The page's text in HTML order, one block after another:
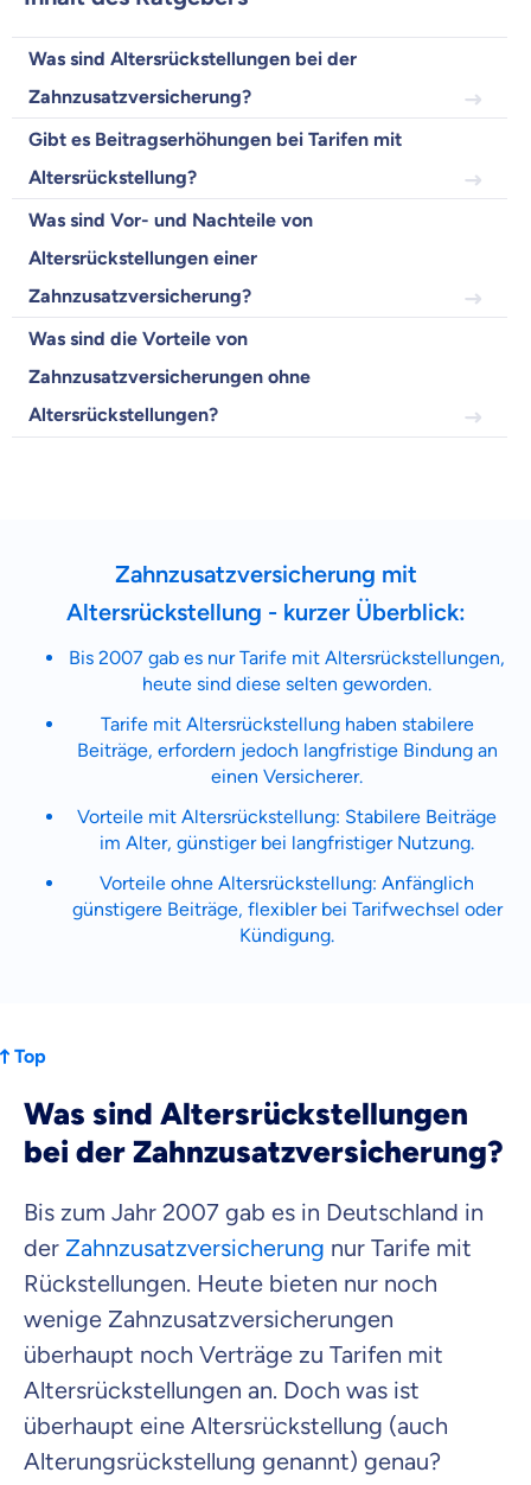
Was sind Altersrückstellungen bei der
Zahnzusatzversicherung?
Gibt es Beitragserhöhungen bei Tarifen mit
Altersrückstellung?
Was sind Vor- und Nachteile von
Altersrückstellungen einer
Zahnzusatzversicherung?
Was sind die Vorteile von
Zahnzusatzversicherungen ohne
Altersrückstellungen?
Zahnzusatzversicherung mit
Altersrückstellung - kurzer Überblick:
Bis 2007 gab es nur Tarife mit Altersrückstellungen,
heute sind diese selten geworden.
Tarife mit Altersrückstellung haben stabilere
Beiträge, erfordern jedoch langfristige Bindung an
einen Versicherer.
Vorteile mit Altersrückstellung: Stabilere Beiträge
im Alter, günstiger bei langfristiger Nutzung.
Vorteile ohne Altersrückstellung: Anfänglich
günstigere Beiträge, flexibler bei Tarifwechsel oder
Kündigung.
Top
Was sind Altersrückstellungen
bei der Zahnzusatzversicherung?
Bis zum Jahr 2007 gab es in Deutschland in
der Zahnzusatzversicherung nur Tarife mit
Rückstellungen. Heute bieten nur noch
wenige Zahnzusatzversicherungen
überhaupt noch Verträge zu Tarifen mit
Altersrückstellungen an. Doch was ist
überhaupt eine Altersrückstellung (auch
Alterungsrückstellung genannt) genau?
Vergleich mit anderen Tarifen am Markt
Wir helfen dir dabei Unterschiede in
Versicherungen zu verstehen
Wozu dürfen wir dich beraten?
Versicherungsprodukt wählen
Versicherung
Versicherung
Versicherung
Versicherung
Kontaktaufnahme durch ottonova.